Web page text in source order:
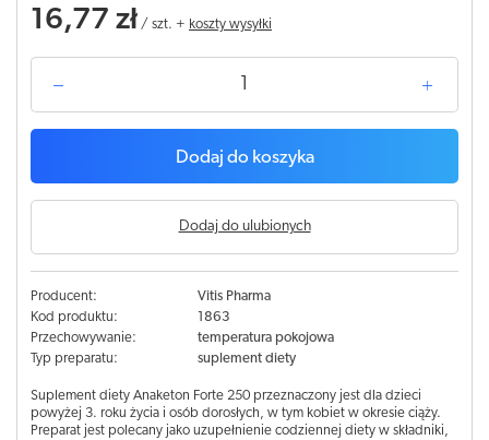
16,77 zł / szt. + koszty wysyłki
Dodaj do koszyka
Dodaj do ulubionych
Producent:
Vitis Pharma
Kod produktu:
1863
Przechowywanie:
temperatura pokojowa
Typ preparatu:
suplement diety
Suplement diety Anaketon Forte 250 przeznaczony jest dla dzieci
powyżej 3. roku życia i osób dorosłych, w tym kobiet w okresie ciąży.
Preparat jest polecany jako uzupełnienie codziennej diety w składniki,